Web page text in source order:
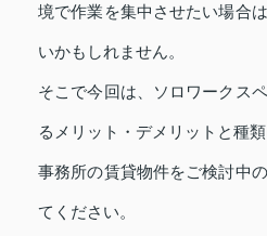
境で作業を集中させたい場合
いかもしれません。
そこで今回は、ソロワークス
るメリット・デメリットと種
事務所の賃貸物件をご検討中
てください。